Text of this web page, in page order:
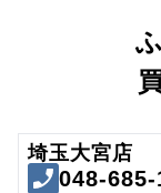
埼玉大宮店
048-685-